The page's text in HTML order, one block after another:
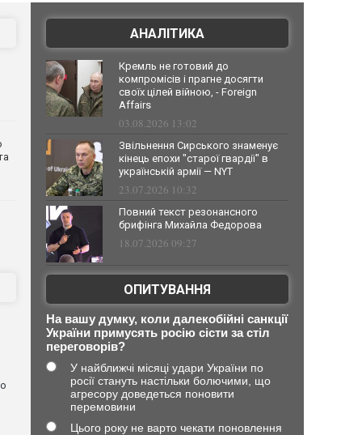
АНАЛІТИКА
Кремль не готовий до
компромісів і прагне досягти
своїх цілей війною, - Foreign
Affairs
03.08.2026 13:02
Звільнення Сирського знаменує
кінець епохи "старої гвардії" в
українській армії — NYT
23.07.2026 10:32
Повний текст резонансного
брифінга Михайла Федорова
18.07.2026 09:27
ОПИТУВАННЯ
На вашу думку, коли далекобійні санкції
України примусять росію сісти за стіл
переговорів?
У найближчі місяці удари України по
росії стануть настільки болючими, що
агресору доведеться поновити
перемовини
Цього року не варто чекати поновлення